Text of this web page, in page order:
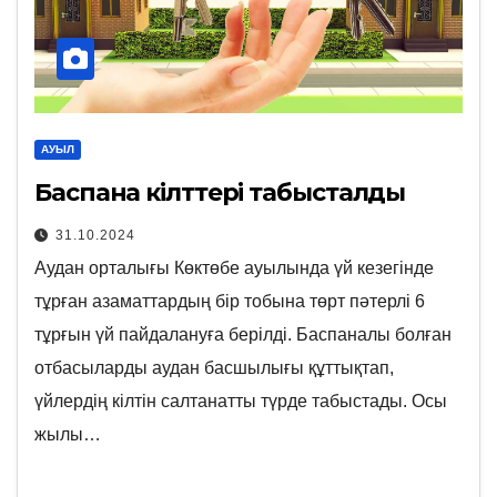
АУЫЛ
Баспана кілттері табысталды
31.10.2024
Аудан орталығы Көктөбе ауылында үй кезегінде
тұрған азаматтардың бір тобына төрт пәтерлі 6
тұрғын үй пайдалануға берілді. Баспаналы болған
отбасыларды аудан басшылығы құттықтап,
үйлердің кілтін салтанатты түрде табыстады. Осы
жылы…